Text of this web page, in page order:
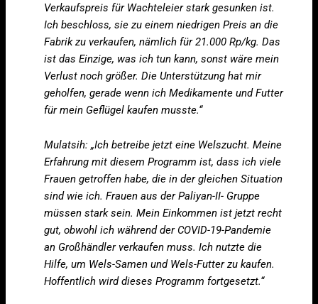
Verkaufspreis für Wachteleier stark gesunken ist.
Ich beschloss, sie zu einem niedrigen Preis an die
Fabrik zu verkaufen, nämlich für 21.000 Rp/kg. Das
ist das Einzige, was ich tun kann, sonst wäre mein
Verlust noch größer. Die Unterstützung hat mir
geholfen, gerade wenn ich Medikamente und Futter
für mein Geflügel kaufen musste.“
Mulatsih: „Ich betreibe jetzt eine Welszucht. Meine
Erfahrung mit diesem Programm ist, dass ich viele
Frauen getroffen habe, die in der gleichen Situation
sind wie ich. Frauen aus der Paliyan-II- Gruppe
müssen stark sein. Mein Einkommen ist jetzt recht
gut, obwohl ich während der COVID-19-Pandemie
an Großhändler verkaufen muss. Ich nutzte die
Hilfe, um Wels-Samen und Wels-Futter zu kaufen.
Hoffentlich wird dieses Programm fortgesetzt.“